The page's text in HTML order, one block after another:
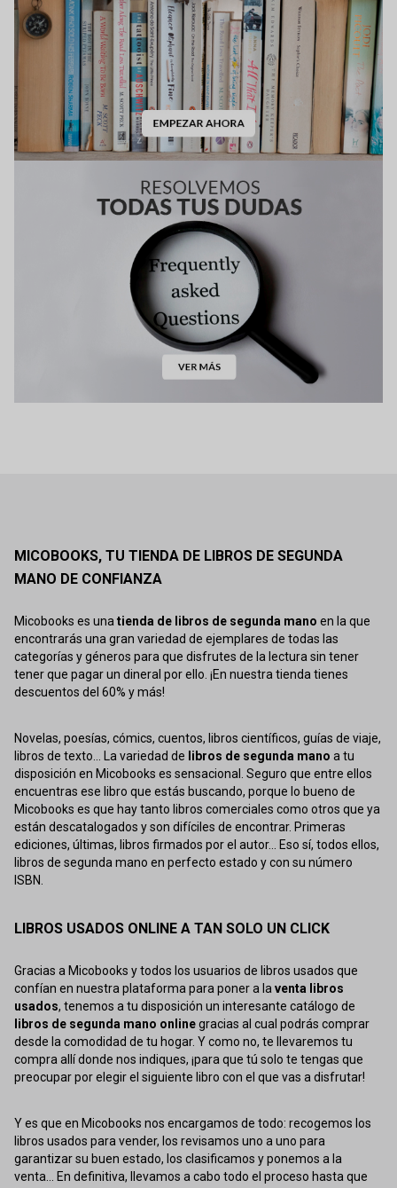
MICOBOOKS, TU TIENDA DE LIBROS DE SEGUNDA
MANO DE CONFIANZA
Micobooks es unatienda de libros de segunda mano en la que
encontrarás una gran variedad de ejemplares de todas las
categorías y géneros para que disfrutes de la lectura sin tener
tener que pagar un dineral por ello. ¡En nuestra tienda tienes
descuentos del 60% y más!
Novelas, poesías, cómics, cuentos, libros científicos, guías de viaje,
libros de texto... La variedad de libros de segunda mano a tu
disposición en Micobooks es sensacional. Seguro que entre ellos
encuentras ese libro que estás buscando, porque lo bueno de
Micobooks es que hay tanto libros comerciales como otros que ya
están descatalogados y son difíciles de encontrar. Primeras
ediciones, últimas, libros firmados por el autor... Eso sí, todos ellos,
libros de segunda mano en perfecto estado y con su número
ISBN.
LIBROS USADOS ONLINE A TAN SOLO UN CLICK
Gracias a Micobooks y todos los usuarios de libros usados que
confían en nuestra plataforma para poner a laventa libros
usados, tenemos a tu disposición un interesante catálogo de
libros de segunda mano onlinegracias al cual podrás comprar
desde la comodidad de tu hogar. Y como no, te llevaremos tu
compra allí donde nos indiques, ¡para que tú solo te tengas que
preocupar por elegir el siguiente libro con el que vas a disfrutar!
Y es que en Micobooks nos encargamos de todo: recogemos los
libros usados para vender, los revisamos uno a uno para
garantizar su buen estado, los clasificamos y ponemos a la
venta... En definitiva, llevamos a cabo todo el proceso hasta que